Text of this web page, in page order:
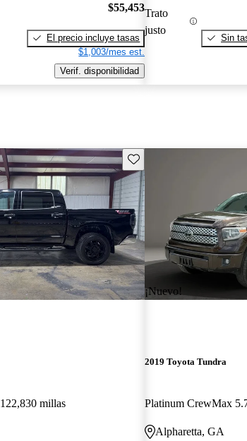
$55,453
El precio incluye tasas
$1,003/mes est.
Verif. disponibilidad
Trato
justo
Sin
Guarda este Aviso
122,830 millas
¡Nuevo!
2019 Toyota Tundra
Platinum CrewMax
Alpharetta, GA